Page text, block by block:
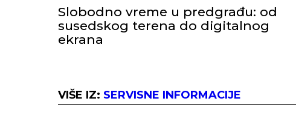
Slobodno vreme u predgrađu: od
susedskog terena do digitalnog
ekrana
VIŠE IZ: SERVISNE INFORMACIJE